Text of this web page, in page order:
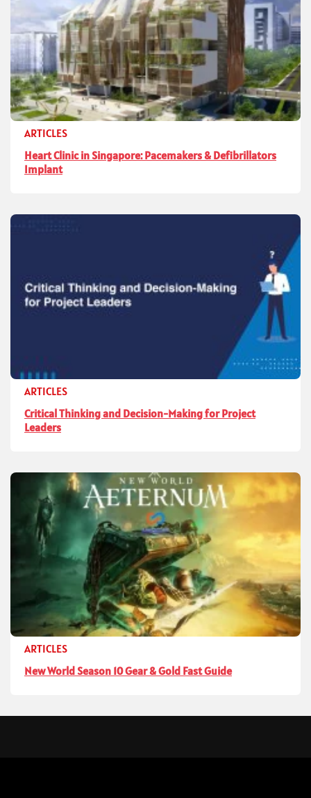
ARTICLES
Heart Clinic in Singapore: Pacemakers & Defibrillators
Implant
ARTICLES
Critical Thinking and Decision-Making for Project
Leaders
ARTICLES
New World Season 10 Gear & Gold Fast Guide